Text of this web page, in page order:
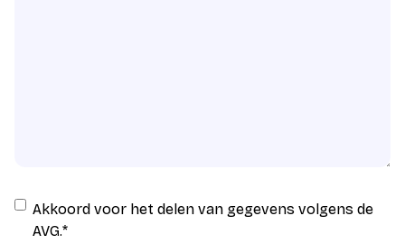
Instemming
AVG
Akkoord voor het delen van gegevens volgens de
AVG.*